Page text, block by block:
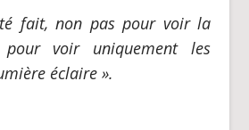
fait, non pas pour voir la
voir uniquement les
éclaire ».